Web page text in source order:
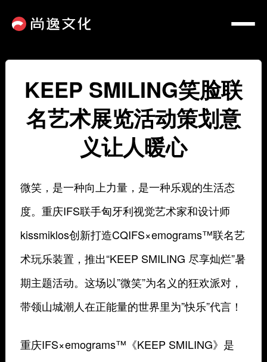
KEEP SMILING笑脸联
名艺术展览活动策划意
义让人暖心
微笑，是一种向上力量，是一种乐观的生活态
度。重庆IFS联手匈牙利视觉艺术家和设计师
kissmiklos创新打造CQIFS×emograms™联名艺
术玩乐装置，推出“KEEP SMILING 尽享灿烂”暑
期主题活动。这场以”微笑”为名义的狂欢派对，
带领山城潮人在正能量的世界里为”快乐”代言！
重庆IFS×emograms™《KEEP SMILING》是